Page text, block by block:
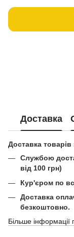
Доставка
Доставка товарів
Службою
від 100 грн)
Кур'єром по
Доставка
безкоштовно.
Більше інформації